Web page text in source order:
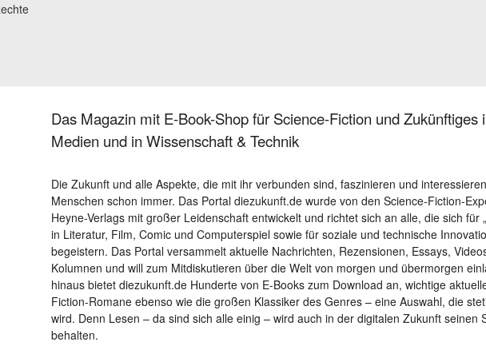
Das Magazin mit E-Book-Shop für Science-Fiction und Zukünftiges
Medien und in Wissenschaft & Technik
Die Zukunft und alle Aspekte, die mit ihr verbunden sind, faszinieren und
Menschen schon immer. Das Portal diezukunft.de wurde von den Science-Fiction-
Heyne-Verlags mit großer Leidenschaft entwickelt und richtet sich an alle, die sich für
in Literatur, Film, Comic und Computerspiel sowie für soziale und technische
begeistern. Das Portal versammelt aktuelle Nachrichten, Rezensionen, Essays,
Kolumnen und will zum Mitdiskutieren über die Welt von morgen und übermorgen
hinaus bietet diezukunft.de Hunderte von E-Books zum Download an, wichtige
Fiction-Romane ebenso wie die großen Klassiker des Genres – eine Auswahl, die
wird. Denn Lesen – da sind sich alle einig – wird auch in der digitalen Zukunft seinen
behalten.